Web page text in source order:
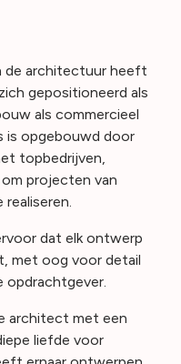
de architectuur heeft
gepositioneerd als
als commercieel
is opgebouwd door
topbedrijven⁠,
projecten van
dat elk ontwerp
met oog voor detail
opdrachtgever.
architect met een
liefde voor